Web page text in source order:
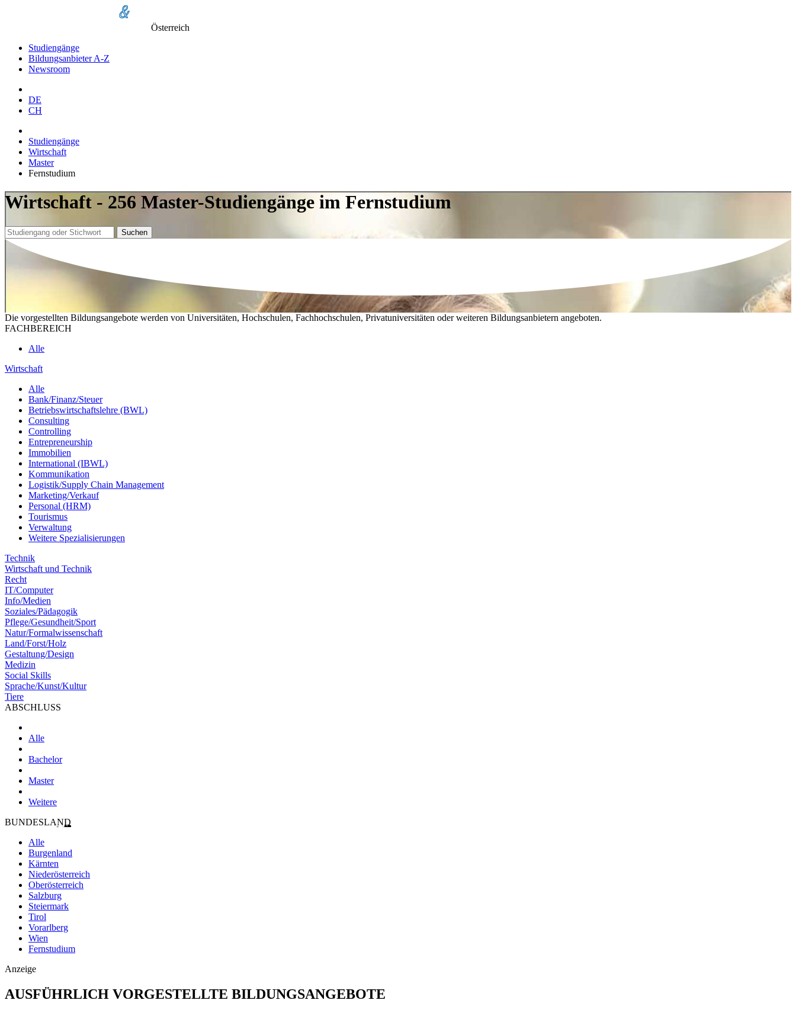
Österreich
Studiengänge
Bildungsanbieter A-Z
Newsroom
DE
CH
Studiengänge
Wirtschaft
Master
Fernstudium
Wirtschaft - 256 Master-Studiengänge im Fernstudium
Suchen
Die vorgestellten Bildungsangebote werden von Universitäten, Hochschulen, Fachhochschulen, Privatuniversitäten oder weiteren Bildungsanbietern angeboten.
FACHBEREICH
Alle
Wirtschaft
Alle
Bank/Finanz/Steuer
Betriebswirtschaftslehre (BWL)
Consulting
Controlling
Entrepreneurship
Immobilien
International (IBWL)
Kommunikation
Logistik/Supply Chain Management
Marketing/Verkauf
Personal (HRM)
Tourismus
Verwaltung
Weitere Spezialisierungen
Technik
Wirtschaft und Technik
Recht
IT/Computer
Info/Medien
Soziales/Pädagogik
Pflege/Gesundheit/Sport
Natur/Formalwissenschaft
Land/Forst/Holz
Gestaltung/Design
Medizin
Social Skills
Sprache/Kunst/Kultur
Tiere
ABSCHLUSS
Alle
Bachelor
Master
Weitere
BUNDESLAND
Alle
Burgenland
Kärnten
Niederösterreich
Oberösterreich
Salzburg
Steiermark
Tirol
Vorarlberg
Wien
Fernstudium
Anzeige
AUSFÜHRLICH VORGESTELLTE BILDUNGSANGEBOTE